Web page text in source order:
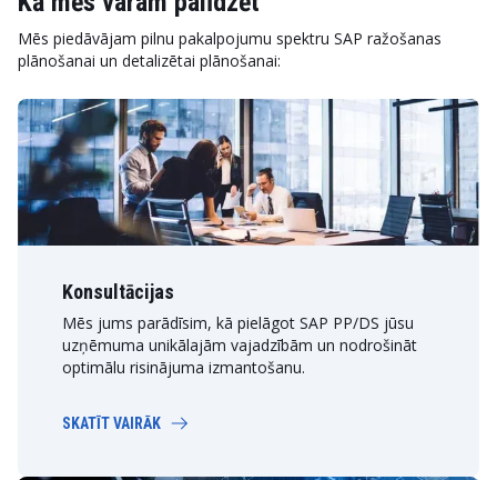
Mēs piedāvājam pilnu pakalpojumu spektru SAP ražošanas
plānošanai un detalizētai plānošanai:
Konsultācijas
Mēs jums parādīsim, kā pielāgot SAP PP/DS jūsu
uzņēmuma unikālajām vajadzībām un nodrošināt
optimālu risinājuma izmantošanu.
SKATĪT VAIRĀK